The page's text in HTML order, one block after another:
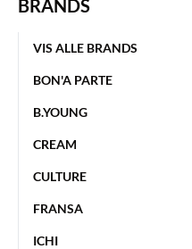
BRANDS
VIS ALLE BRANDS
BON'A PARTE
B.YOUNG
CREAM
CULTURE
FRANSA
ICHI